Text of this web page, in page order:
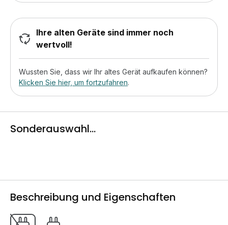
Ihre alten Geräte sind immer noch
wertvoll!
Wussten Sie, dass wir Ihr altes Gerät aufkaufen können?
Klicken Sie hier, um fortzufahren.
Sonderauswahl...
Beschreibung und Eigenschaften